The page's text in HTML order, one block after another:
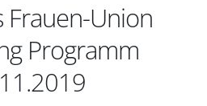
Frauen-Union
Programm